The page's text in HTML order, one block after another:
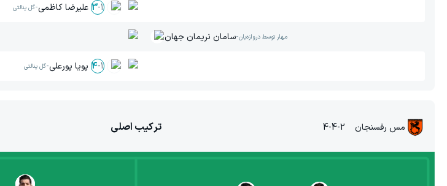
1
-
3 علیرضا کاظمی-گل پنالتی
سامان نریمان جهان-مهار توسط دروازه‌بان
1
-
4 پویا پورعلی-گل پنالتی
ترکیب اصلی مس رفسنجان 4-4-2